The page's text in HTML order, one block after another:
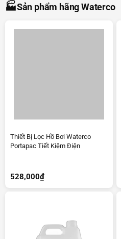
🏭Sản phẩm hãng Waterco
Thiết Bị Lọc Hồ Bơi Waterco
Portapac Tiết Kiệm Điện
528,000₫